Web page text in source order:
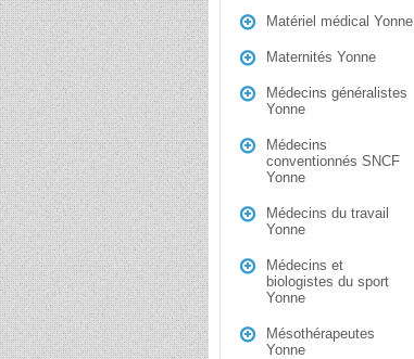
Matériel médical Yonne
Maternités Yonne
Médecins généralistes
Yonne
Médecins
conventionnés SNCF
Yonne
Médecins du travail
Yonne
Médecins et
biologistes du sport
Yonne
Mésothérapeutes
Yonne